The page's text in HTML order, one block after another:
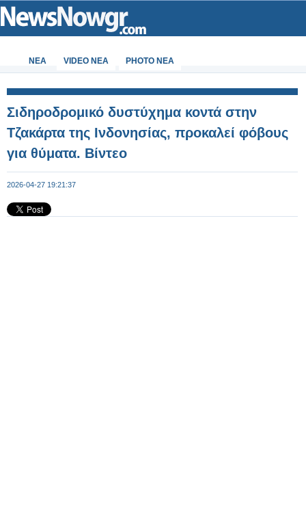
ΝΕΑ VIDEO NEA PHOTO NEA
Σιδηροδρομικό δυστύχημα κοντά στην
Τζακάρτα της Ινδονησίας, προκαλεί φόβους
για θύματα. Βίντεο
2026-04-27 19:21:37